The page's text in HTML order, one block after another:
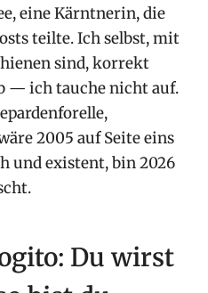
eine Kärntnerin, die
teilte. Ich selbst, mit
sind, korrekt
— ich tauche nicht auf.
2005 auf Seite eins
und existent, bin 2026
Du wirst